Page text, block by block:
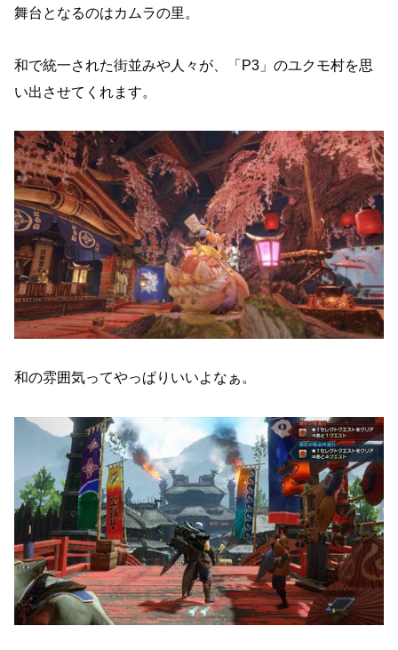
舞台となるのはカムラの里。
和で統一された街並みや人々が、「P3」のユクモ村を思
い出させてくれます。
和の雰囲気ってやっぱりいいよなぁ。